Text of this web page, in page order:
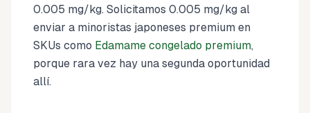
0.005 mg/kg. Solicitamos 0.005 mg/kg al
enviar a minoristas japoneses premium en
SKUs como Edamame congelado premium,
porque rara vez hay una segunda oportunidad
allí.